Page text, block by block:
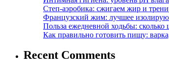
Степ-аэробика: сжигаем жир и
Французский жим: лучшее
Польза ежедневной ходьбы: сколько
Как правильно готовить пищу:
Recent Comments